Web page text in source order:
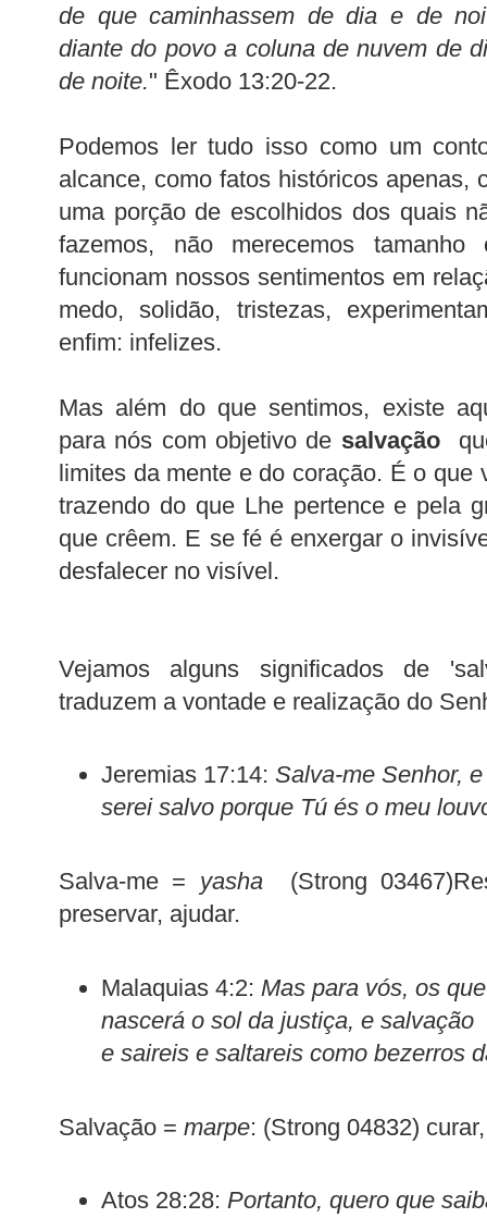
de que caminhassem de dia e de
diante do povo a coluna de nuvem de
de noite." Êxodo 13:20-22.
Podemos ler tudo isso como um
alcance, como fatos históricos apenas,
uma porção de escolhidos dos quais
fazemos, não merecemos
funcionam nossos sentimentos em
medo, solidão, tristezas,
enfim: infelizes.
Mas além do que sentimos, existe
para nós com objetivo de salvação
limites da mente e do coração. É o que
trazendo do que Lhe pertence e pela
que crêem. E se fé é enxergar o
desfalecer no visível.
Vejamos alguns significados de
traduzem a vontade e realização do
Jeremias 17:14: Salva-me Senhor,
serei salvo porque Tú és o meu
Salva-me = yasha(Strong
preservar, ajudar.
Malaquias 4:2: Mas para vós, os
nascerá o sol da justiça, e
e saireis e saltareis como bezerros
Salvação = marpe: (Strong 04832)
Atos 28:28: Portanto, quero que